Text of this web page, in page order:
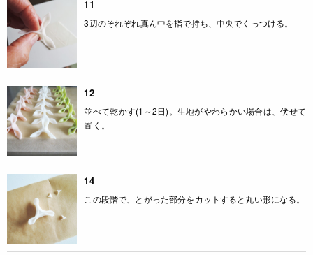
11
3辺のそれぞれ真ん中を指で持ち、中央でくっつける。
12
並べて乾かす(1～2日)。生地がやわらかい場合は、伏せて
置く。
14
この段階で、とがった部分をカットすると丸い形になる。